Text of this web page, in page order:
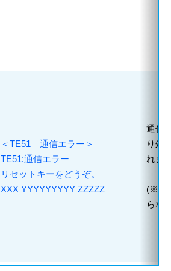
＜TE51 通信エラー＞
TE51:通信エラー
リセットキーをどうぞ。
XXX YYYYYYYYY ZZZZZ
通信
り処
れま
(※)お
らな